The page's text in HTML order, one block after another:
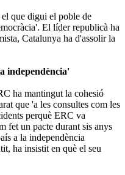
el que digui el poble de
El líder republicà ha
Catalunya ha d'assolir la
independència'
ha mantingut la cohesió
que 'a les consultes com les
perquè ERC va
fet un pacte durant sis anys
a la independència
ha insistit en què el seu